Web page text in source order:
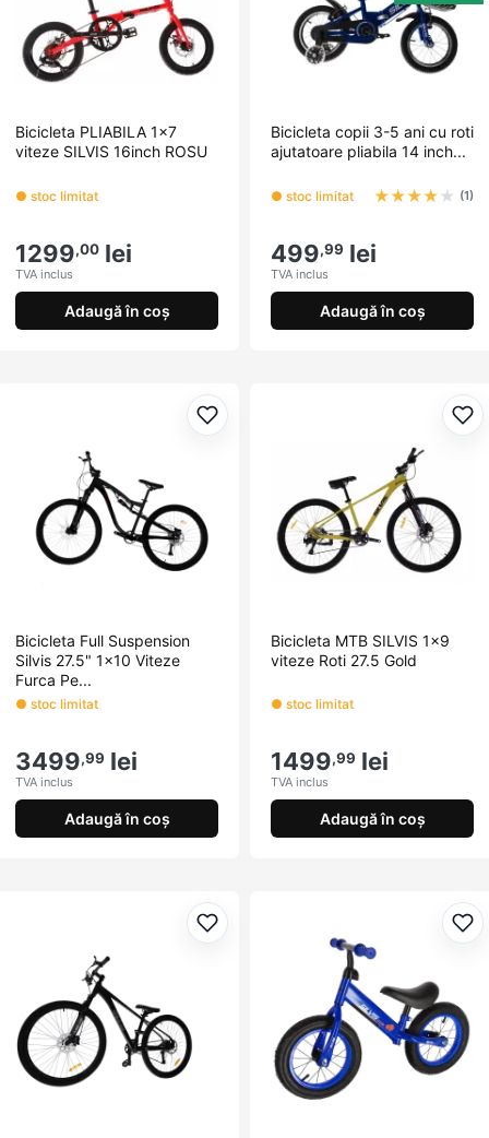
Bicicleta PLIABILA 1x7
viteze SILVIS 16inch ROSU
● stoc limitat
1299,00 lei
TVA inclus
Adaugă în coș
Bicicleta copii 3-5 ani cu roti
ajutatoare pliabila 14 inch...
● stoc limitat ★★★★ ★ (1)
499,99 lei
TVA inclus
Adaugă în coș
Adaugă la favorite
Bicicleta Full Suspension
Silvis 27.5" 1x10 Viteze
Furca Pe...
● stoc limitat
3499,99 lei
TVA inclus
Adaugă în coș
Bicicleta MTB SILVIS 1x9
viteze Roti 27.5 Gold
● stoc limitat
1499,99 lei
TVA inclus
Adaugă în coș
Adaugă la favorite